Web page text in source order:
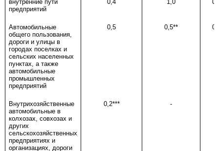
внутренние пути
предприятий
0,4 1,0
Автомобильные
общего пользования,
дороги и улицы в
городах поселках и
сельских населенных
пунктах, а также
автомобильные
промышленных
предприятий
0,5 0,5**
Внутрихозяйственные
автомобильные в
колхозах, совхозах и
других
сельскохозяйственных
предприятиях и
организациях, дороги
0,2*** -